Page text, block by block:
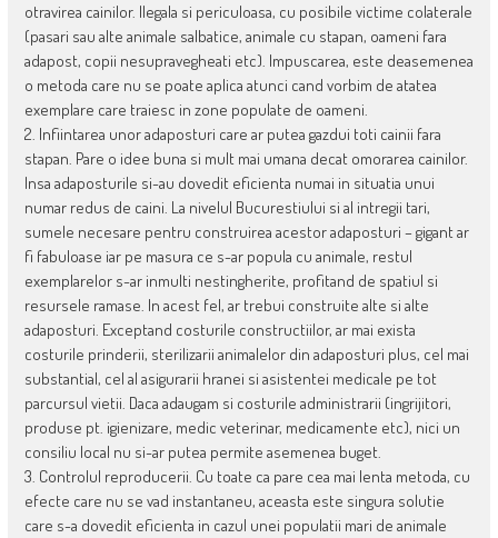
otravirea cainilor. Ilegala si periculoasa, cu posibile victime colaterale
(pasari sau alte animale salbatice, animale cu stapan, oameni fara
adapost, copii nesupravegheati etc). Impuscarea, este deasemenea
o metoda care nu se poate aplica atunci cand vorbim de atatea
exemplare care traiesc in zone populate de oameni.
2. Infiintarea unor adaposturi care ar putea gazdui toti cainii fara
stapan. Pare o idee buna si mult mai umana decat omorarea cainilor.
Insa adaposturile si-au dovedit eficienta numai in situatia unui
numar redus de caini. La nivelul Bucurestiului si al intregii tari,
sumele necesare pentru construirea acestor adaposturi – gigant ar
fi fabuloase iar pe masura ce s-ar popula cu animale, restul
exemplarelor s-ar inmulti nestingherite, profitand de spatiul si
resursele ramase. In acest fel, ar trebui construite alte si alte
adaposturi. Exceptand costurile constructiilor, ar mai exista
costurile prinderii, sterilizarii animalelor din adaposturi plus, cel mai
substantial, cel al asigurarii hranei si asistentei medicale pe tot
parcursul vietii. Daca adaugam si costurile administrarii (ingrijitori,
produse pt. igienizare, medic veterinar, medicamente etc), nici un
consiliu local nu si-ar putea permite asemenea buget.
3. Controlul reproducerii. Cu toate ca pare cea mai lenta metoda, cu
efecte care nu se vad instantaneu, aceasta este singura solutie
care s-a dovedit eficienta in cazul unei populatii mari de animale